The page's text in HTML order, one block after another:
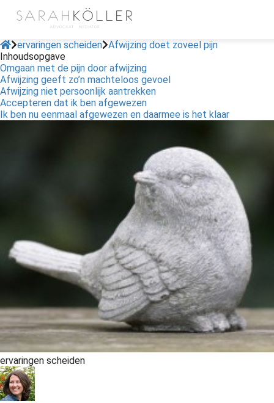
ervaringen scheiden Afwijzing doet zoveel pijn
Inhoudsopgave
Omgaan met de pijn door afwijzing
Afwijzing geeft zo’n machteloos gevoel
Afwijzing niet persoonlijk aantrekken
Accepteren dat ik ben afgewezen
Ik ben nu eenmaal afgewezen en daarmee is het klaar
ervaringen scheiden